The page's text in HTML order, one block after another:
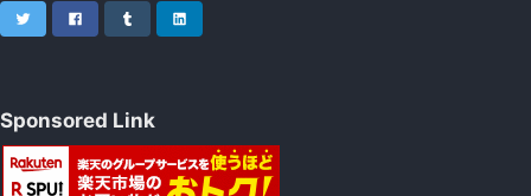
Twitter FacebookTumblr
Sponsored Link